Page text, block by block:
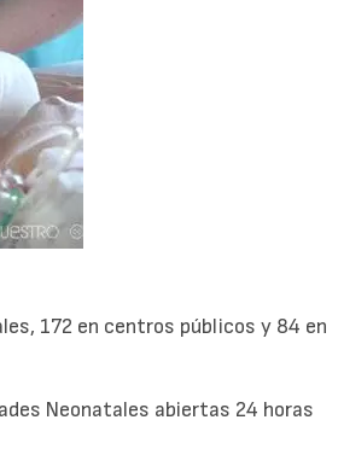
172 en centros públicos y 84 en
Neonatales abiertas 24 horas